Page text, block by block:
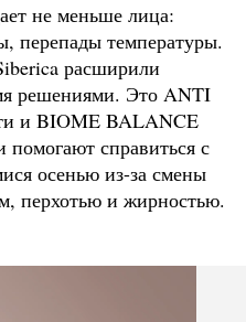
не меньше лица:
перепады температуры.
расширили
решениями. Это ANTI
и BIOME BALANCE
справиться с
осенью из-за смены
перхотью и жирностью.